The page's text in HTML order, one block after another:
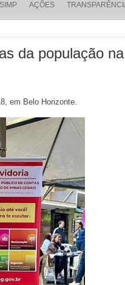
SIMP AÇÕES
da população
em Belo Horizonte.